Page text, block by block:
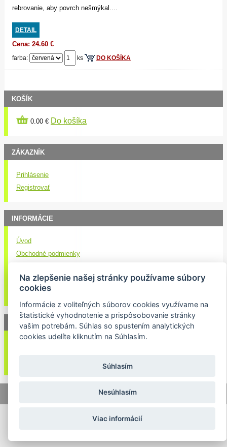
rebrovanie, aby povrch nešmýkal....
DETAIL
Cena: 24.60 €
farba: ks DO KOŠÍKA
KOŠÍK
0.00 € Do košíka
ZÁKAZNÍK
Prihlásenie
Registrovať
INFORMÁCIE
Úvod
Obchodné podmienky
Doručenie nákupu
Ochrana osobných údajov
NEWSLETTER
Mapa stránok|
Na zlepšenie našej stránky používame súbory
cookies
Informácie z voliteľných súborov cookies využívame na
štatistické vyhodnotenie a prispôsobovanie stránky
vašim potrebám. Súhlas so spustením analytických
cookies udelíte kliknutím na Súhlasím.
Súhlasím
Nesúhlasím
Viac informácií